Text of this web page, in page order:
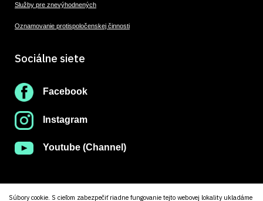
Súbory cookie. S cieľom zabezpečiť riadne fungovanie tejto webovej lokality ukladáme
Služby pre znevýhodnených
Oznamovanie protispoločenskej činnosti
Sociálne siete
Facebook
Instagram
Youtube (Channel)